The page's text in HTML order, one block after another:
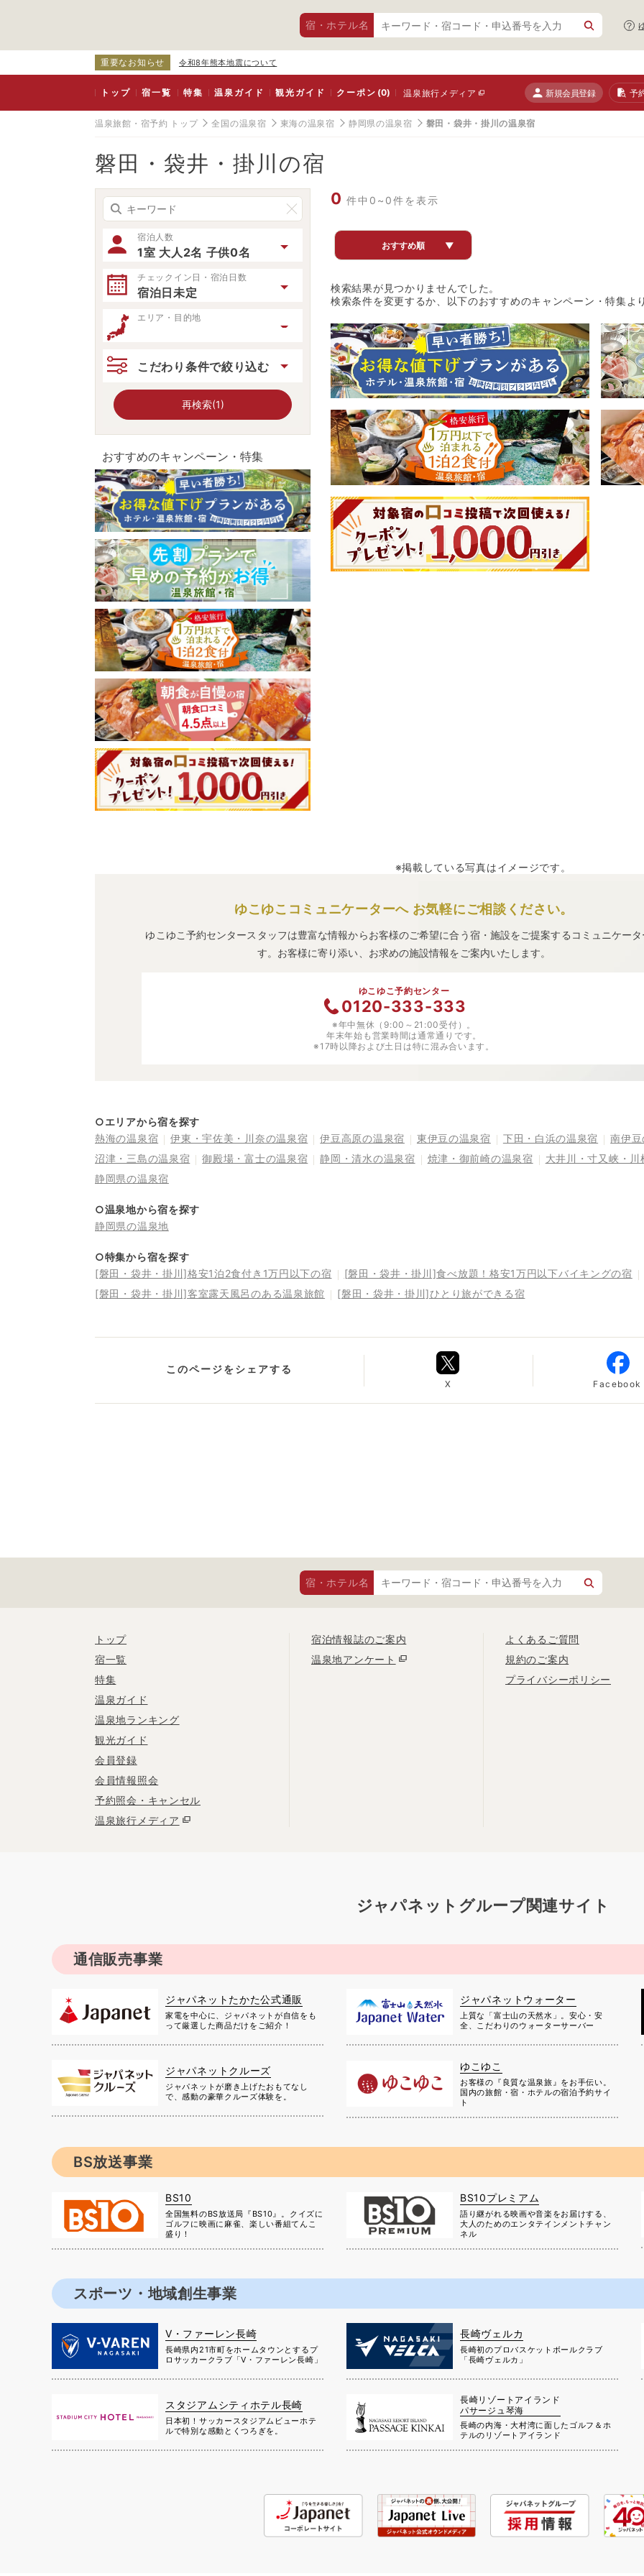
宿・ホテル名
重要なお知らせ 令和8年熊本地震について
トップ 宿一覧 特集 温泉ガイド 観光ガイド クーポン(0) 温泉旅行メディア 新規会員登録 予
温泉旅館・宿予約 トップ 全国の温泉宿 東海の温泉宿 静岡県の温泉宿 磐田・袋井・掛川の温泉宿
磐田・袋井・掛川の宿
宿泊人数
1室 大人2名 子供0名
チェックイン日・宿泊日数
宿泊日未定
エリア・目的地
こだわり条件で絞り込む
再検索(1)
おすすめのキャンペーン・特集
0 件中0~0件を表示
おすすめ順 ▼
検索結果が見つかりませんでした。
検索条件を変更するか、以下のおすすめのキャンペーン・特集よ
※掲載している写真はイメージです。
ゆこゆこコミュニケーターへ お気軽にご相談ください。
ゆこゆこ予約センタースタッフは豊富な情報からお客様のご希望に合う宿・施設をご提案するコミュニケー
す。お客様に寄り添い、お求めの施設情報をご案内いたします。
ゆこゆこ予約センター
0120-333-333
※年中無休（9:00～21:00受付）。
年末年始も営業時間は通常通りです。
※17時以降および土日は特に混み合います。
○エリアから宿を探す
熱海の温泉宿
伊東・宇佐美・川奈の温泉宿 伊豆高原の温泉宿 東伊豆の温泉宿 下田・白浜の温泉宿
南伊
沼津・三島の温泉宿
御殿場・富士の温泉宿 静岡・清水の温泉宿 焼津・御前崎の温泉宿
大井川・寸又峡・川
静岡県の温泉宿
○温泉地から宿を探す
静岡県の温泉地
○特集から宿を探す
[磐田・袋井・掛川]格安1泊2食付き1万円以下の宿
[磐田・袋井・掛川]食べ放題！格安1万円以下バイキングの宿
[磐田・袋井・掛川]客室露天風呂のある温泉旅館
[磐田・袋井・掛川]ひとり旅ができる宿
このページをシェアする
X Facebook
宿・ホテル名
トップ
宿一覧
特集
温泉ガイド
温泉地ランキング
観光ガイド
会員登録
会員情報照会
予約照会・キャンセル
温泉旅行メディア
宿泊情報誌のご案内
温泉地アンケート
よくあるご質問
規約のご案内
プライバシーポリシー
ジャパネットグループ関連サイト
通信販売事業
ジャパネットたかた公式通販
家電を中心に、ジャパネットが自信をも
って厳選した商品だけをご紹介！
ジャパネットウォーター
上質な「富士山の天然水」。安心・安
全、こだわりのウォーターサーバー
ジャパネットクルーズ
ジャパネットが磨き上げたおもてなし
で、感動の豪華クルーズ体験を。
ゆこゆこ
お客様の『良質な温泉旅』をお手伝い。
国内の旅館・宿・ホテルの宿泊予約サイ
ト
BS放送事業
BS10
全国無料のBS放送局『BS10』。クイズに
ゴルフに映画に麻雀、楽しい番組てんこ
盛り！
BS10プレミアム
語り継がれる映画や音楽をお届けする、
大人のためのエンタテインメントチャン
ネル
スポーツ・地域創生事業
V・ファーレン長崎
長崎県内21市町をホームタウンとするプ
ロサッカークラブ「V・ファーレン長崎」
長崎ヴェルカ
長崎初のプロバスケットボールクラブ
「長崎ヴェルカ」
スタジアムシティホテル長崎
日本初！サッカースタジアムビューホテ
ルで特別な感動とくつろぎを。
長崎リゾートアイランド
パサージュ琴海
長崎の内海・大村湾に面したゴルフ＆ホ
テルのリゾートアイランド